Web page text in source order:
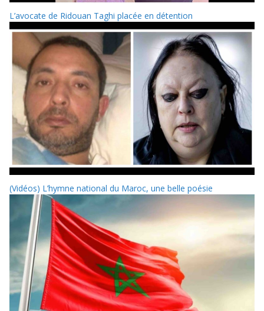
L’avocate de Ridouan Taghi placée en détention
(Vidéos) L’hymne national du Maroc, une belle poésie